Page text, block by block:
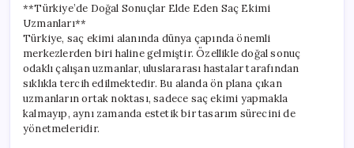
**Türkiye’de Doğal Sonuçlar Elde Eden Saç Ekimi
Uzmanları**
Türkiye, saç ekimi alanında dünya çapında önemli
merkezlerden biri haline gelmiştir. Özellikle doğal sonuç
odaklı çalışan uzmanlar, uluslararası hastalar tarafından
sıklıkla tercih edilmektedir. Bu alanda ön plana çıkan
uzmanların ortak noktası, sadece saç ekimi yapmakla
kalmayıp, aynı zamanda estetik bir tasarım sürecini de
yönetmeleridir.